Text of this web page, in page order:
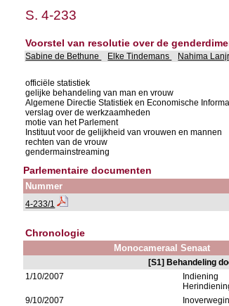
S. 4-233
Voorstel van resolutie over de
Sabine de Bethune Elke Tindemans Nahima
officiële statistiek
gelijke behandeling van man en vrouw
Algemene Directie Statistiek en Economische
verslag over de werkzaamheden
motie van het Parlement
Instituut voor de gelijkheid van vrouwen en mannen
rechten van de vrouw
gendermainstreaming
Parlementaire documenten
Nummer
4-233/1
Chronologie
Monocameraal Senaat
[S1] Behandeling
1/10/2007
Indiening
9/10/2007